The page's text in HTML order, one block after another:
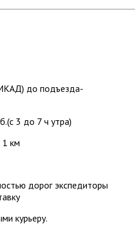
до подъезда-
3 до 7 ч утра)
км
дорог экспедиторы
курьеру.